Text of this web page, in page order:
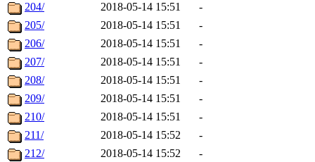
204/
2018-05-14 15:51
-
205/
2018-05-14 15:51
-
206/
2018-05-14 15:51
-
207/
2018-05-14 15:51
-
208/
2018-05-14 15:51
-
209/
2018-05-14 15:51
-
210/
2018-05-14 15:51
-
211/
2018-05-14 15:52
-
212/
2018-05-14 15:52
-